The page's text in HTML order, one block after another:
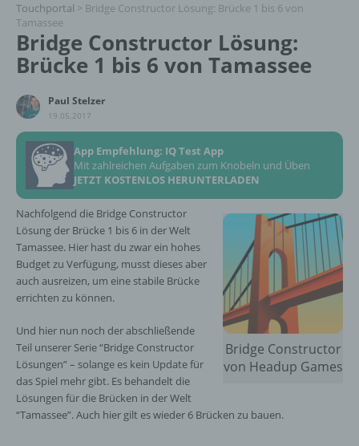
Touchportal > Bridge Constructor Lösung: Brücke 1 bis 6 von
Tamassee
Bridge Constructor Lösung:
Brücke 1 bis 6 von Tamassee
Paul Stelzer
19.05.2017
App Empfehlung: IQ Test App
Mit zahlreichen Aufgaben zum Knobeln und Üben
JETZT KOSTENLOS HERUNTERLADEN
Bridge Constructor
von Headup Games
Nachfolgend die Bridge Constructor
Lösung der Brücke 1 bis 6 in der Welt
Tamassee. Hier hast du zwar ein hohes
Budget zu Verfügung, musst dieses aber
auch ausreizen, um eine stabile Brücke
errichten zu können.
Und hier nun noch der abschließende
Teil unserer Serie “Bridge Constructor
Lösungen” – solange es kein Update für
das Spiel mehr gibt. Es behandelt die
Lösungen für die Brücken in der Welt
“Tamassee”. Auch hier gilt es wieder 6 Brücken zu bauen.